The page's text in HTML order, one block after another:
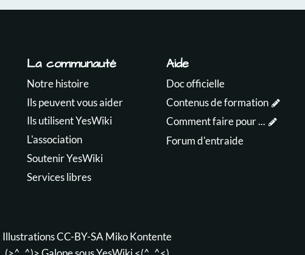
La communauté
Notre histoire
Ils peuvent vous aider
Ils utilisent YesWiki
L'association
Soutenir YesWiki
Services libres
Aide
Doc officielle
Contenus de formation
Comment faire pour ...
Forum d'entraide
Illustrations CC-BY-SAMiko Kontente